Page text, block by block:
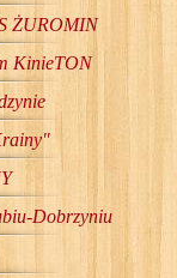
ŻUROMIN
KinieTON
Dobrzyniu